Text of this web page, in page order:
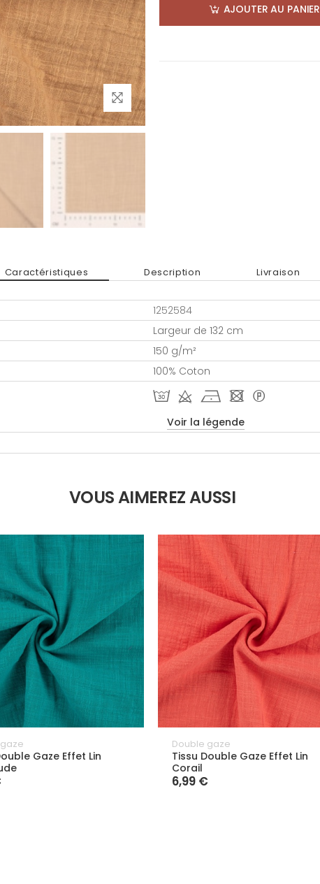
AJOUTER AU PANIER
Caractéristiques Description Livraison
1252584
Largeur de 132 cm
150 g/m²
100% Coton
T d h - *
Voir la légende
VOUS AIMEREZ AUSSI
Gaze Effet Lin
Double gaze
Tissu Double Gaze Effet Lin
Corail
6,99 €